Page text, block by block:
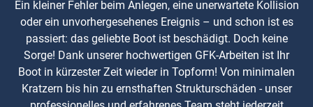
Ein kleiner Fehler beim Anlegen, eine unerwartete Kollision
oder ein unvorhergesehenes Ereignis – und schon ist es
passiert: das geliebte Boot ist beschädigt. Doch keine
Sorge! Dank unserer hochwertigen GFK-Arbeiten ist Ihr
Boot in kürzester Zeit wieder in Topform! Von minimalen
Kratzern bis hin zu ernsthaften Strukturschäden - unser